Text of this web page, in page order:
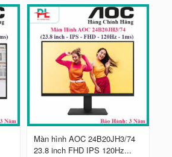
Màn hình AOC 24B20JH3/74
23.8 inch FHD IPS 120Hz...